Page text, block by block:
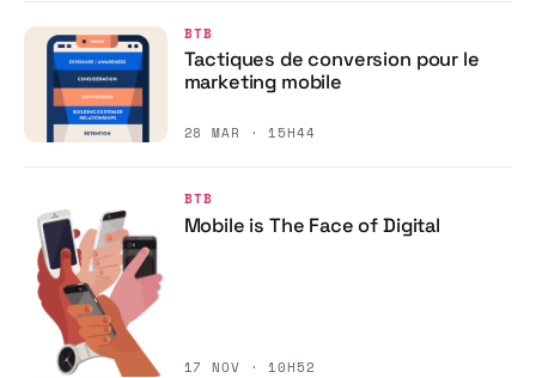
BTB
Tactiques de conversion pour le
marketing mobile
28 MAR · 15H44
BTB
Mobile is The Face of Digital
17 NOV · 10H52